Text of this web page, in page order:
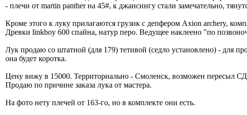
- плечи от martin panther на 45#, к джансингу стали замечательно,
Кроме этого к луку прилагаются грузик с депфером Axion archery,
Древки linkboy 600 спайна, натур перо. Ведущее наклеено "по
Лук продаю со штатной (для 179) тетивой (седло установлено) - для
она будет коротка.
Цену вижу в 15000. Территориально - Смоленск, возможен пересыл
Продаю по причине заказа лука от мастера.
На фото нету плечей от 163-го, но в комплекте они есть.